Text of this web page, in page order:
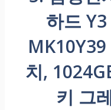
하드
치,
키 그